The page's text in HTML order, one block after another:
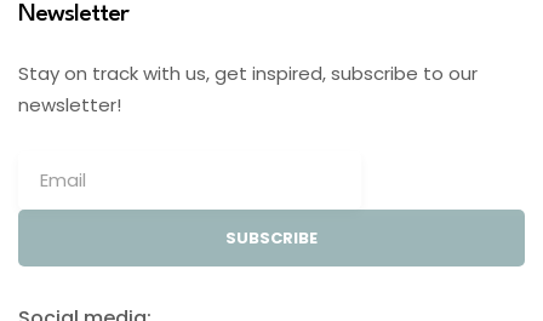
Newsletter
Stay on track with us, get inspired, subscribe to our
newsletter!
SUBSCRIBE